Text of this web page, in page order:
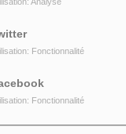
Analyse
Fonctionnalité
Fonctionnalité
dédiés à cet